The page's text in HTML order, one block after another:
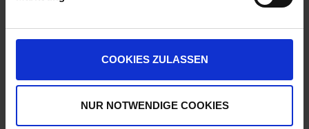
COOKIES ZULASSEN
NUR NOTWENDIGE COOKIES
ZUR VERGLEICHSLISTE HINZUFÜGEN
Herstellerinformationen (GPSR)